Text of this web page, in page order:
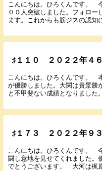
こんにちは。ひろくんです。
００人突破しました。フォロ
ます。これからも筋ジスの認
♯１１０ ２０２２年４
こんにちは。ひろくんです。
が優勝しました。大関は貴景勝
と不甲斐ない成績となりました
♯１７３ ２０２２年９
こんにちは。ひろくんです。
闘し意地を見せてくれました。
でとうございます。 大河は梶